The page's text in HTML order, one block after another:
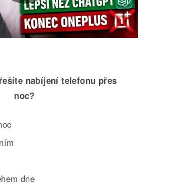
nabíjení telefonu přes
noc?
dne